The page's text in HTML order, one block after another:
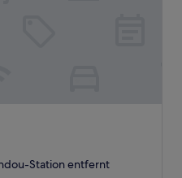
Station entfernt